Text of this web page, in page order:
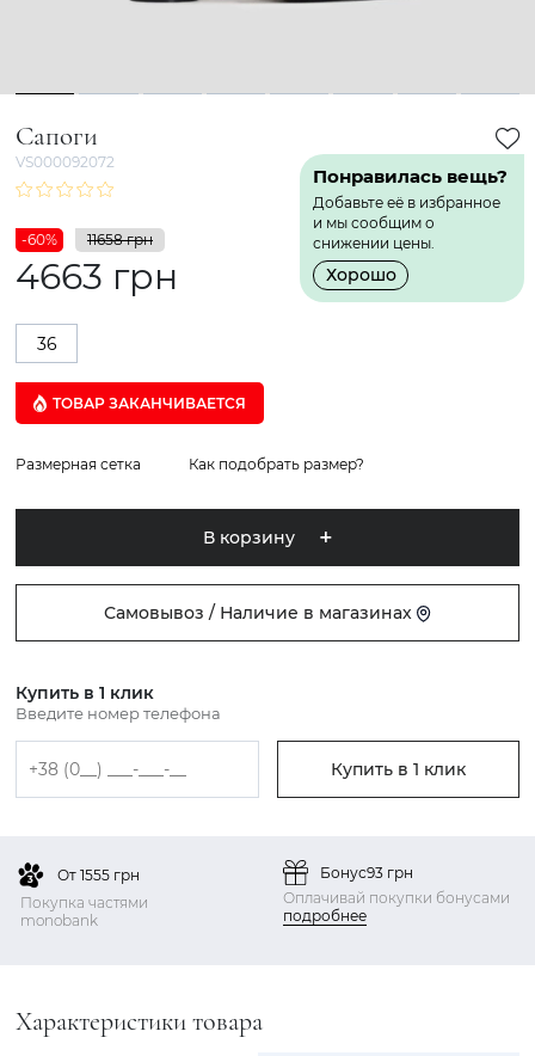
1 2 3 4 5 6 7 8
Сапоги
VS000092072
Понравилась вещь?
Добавьте её в избранное
и мы сообщим о
снижении цены.
Хорошо
-60% 11658 грн
4663 грн
36
ТОВАР ЗАКАНЧИВАЕТСЯ
Размерная сетка Как подобрать размер?
В корзину
Самовывоз / Наличие в магазинах
Купить в 1 клик
Введите номер телефона
Купить в 1 клик
От 1555 грн
Покупка частями
monobank
Бонус93 грн
Оплачивай покупки бонусами
подробнее
Характеристики товара